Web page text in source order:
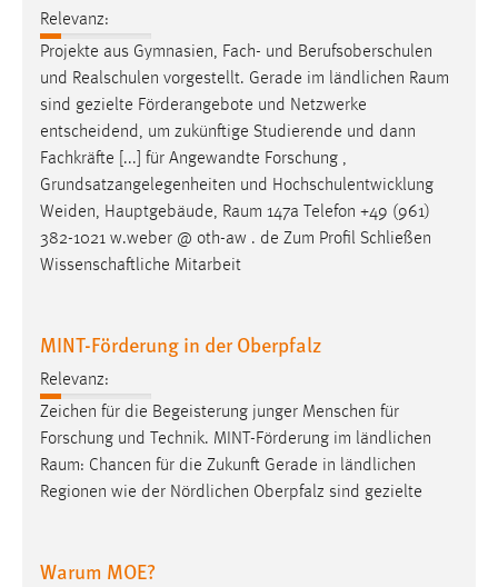
Relevanz:
Projekte aus Gymnasien, Fach- und Berufsoberschulen
und Realschulen vorgestellt. Gerade im ländlichen Raum
sind gezielte Förderangebote und Netzwerke
entscheidend, um zukünftige Studierende und dann
Fachkräfte [...] für Angewandte Forschung ,
Grundsatzangelegenheiten und Hochschulentwicklung
Weiden, Hauptgebäude, Raum 147a Telefon +49 (961)
382-1021 w.weber @ oth-aw . de Zum Profil Schließen
Wissenschaftliche Mitarbeit
MINT-Förderung in der Oberpfalz
Relevanz:
Zeichen für die Begeisterung junger Menschen für
Forschung und Technik. MINT-Förderung im ländlichen
Raum: Chancen für die Zukunft Gerade in ländlichen
Regionen wie der Nördlichen Oberpfalz sind gezielte
Warum MOE?
Name:
staticfilecache
Zweck:
Für performante Seitenauslieferung wird in diesem Cookie
gespeichert, ob man eingeloggt ist.
Sprachpräferenz
Name:
site-language-preference
Chat
Name: